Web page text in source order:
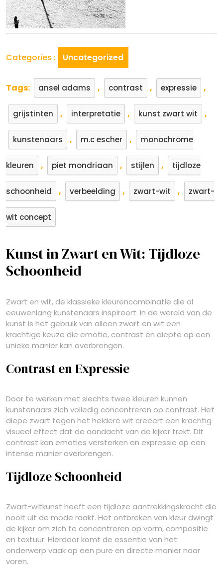
Categories : Uncategorized
Tags: ansel adams , contrast , expressie ,
grijstinten , interpretatie , kunst zwart wit ,
kunstenaars , m.c escher , monochrome
kleuren , piet mondriaan , stijlen , tijdloze
schoonheid , verbeelding , zwart-wit , zwart-
wit concept
Kunst in Zwart en Wit: Tijdloze
Schoonheid
Zwart en wit, de klassieke kleurencombinatie die al
eeuwenlang kunstenaars inspireert. In de wereld van de
kunst is het gebruik van alleen zwart en wit een
krachtige keuze die emotie, contrast en diepte op een
unieke manier kan overbrengen.
Contrast en Expressie
Door te werken met slechts twee kleuren kunnen
kunstenaars zich volledig concentreren op contrast. Het
diepe zwart tegen het heldere wit creëert een krachtig
visueel effect dat de aandacht van de kijker trekt. Dit
contrast kan emoties versterken en expressie op een
intense manier overbrengen.
Tijdloze Schoonheid
Zwart-witkunst heeft een tijdloze aantrekkingskracht die
nooit uit de mode raakt. Het ontbreken van kleur dwingt
de kijker om zich te concentreren op vorm, compositie
en textuur. Hierdoor komt de essentie van het
onderwerp vaak op een pure en directe manier naar
voren.